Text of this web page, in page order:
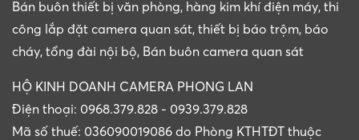
Bán buôn thiết bị văn phòng, hàng kim khí điện máy, thi
công lắp đặt camera quan sát, thiết bị báo trộm, báo
cháy, tổng đài nội bộ, Bán buôn camera quan sát
HỘ KINH DOANH CAMERA PHONG LAN
Điện thoại: 0968.379.828 - 0939.379.828
Mã số thuế: 036090019086 do Phòng KTHTĐT thuộc